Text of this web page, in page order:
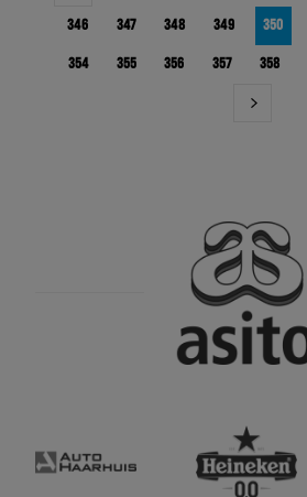
346 347 348 349 350
354 355 356 357 358